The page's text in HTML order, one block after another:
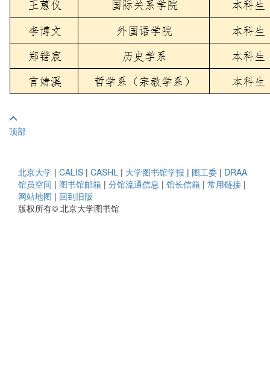
顶部
北京大学 | CALIS | CASHL | 大学图书馆学报 | 图工委 | DRAA
馆员空间 | 图书馆邮箱 | 分馆流通信息 | 馆长信箱 | 常用链接 |
网站地图 | 回到旧版
版权所有© 北京大学图书馆